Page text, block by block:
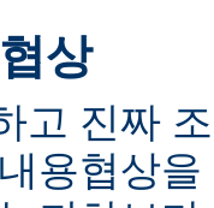
상
고 진짜
용협상